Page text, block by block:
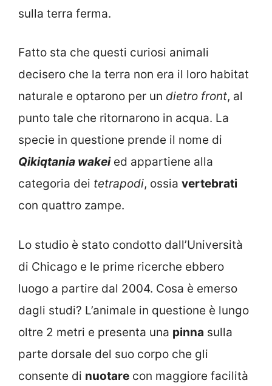
sulla terra ferma.
Fatto sta che questi curiosi animali
decisero che la terra non era il loro habitat
naturale e optarono per un dietro front, al
punto tale che ritornarono in acqua. La
specie in questione prende il nome di
Qikiqtania wakei ed appartiene alla
categoria dei tetrapodi, ossia vertebrati
con quattro zampe.
Lo studio è stato condotto dall’Università
di Chicago e le prime ricerche ebbero
luogo a partire dal 2004. Cosa è emerso
dagli studi? L’animale in questione è lungo
oltre 2 metri e presenta una pinna sulla
parte dorsale del suo corpo che gli
consente di nuotare con maggiore facilità